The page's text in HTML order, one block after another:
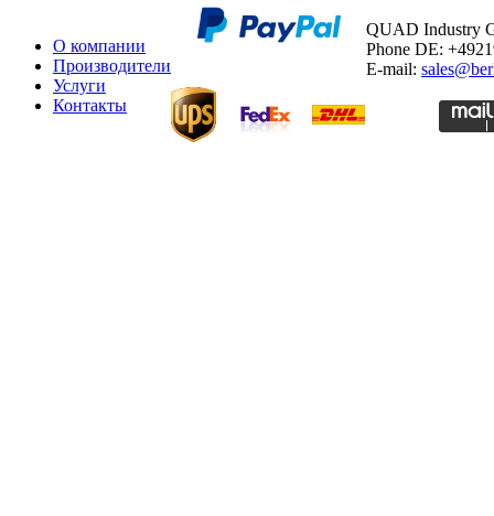
О компании
Производители
Услуги
Контакты
QUAD Industry
Phone DE:
E-mail: